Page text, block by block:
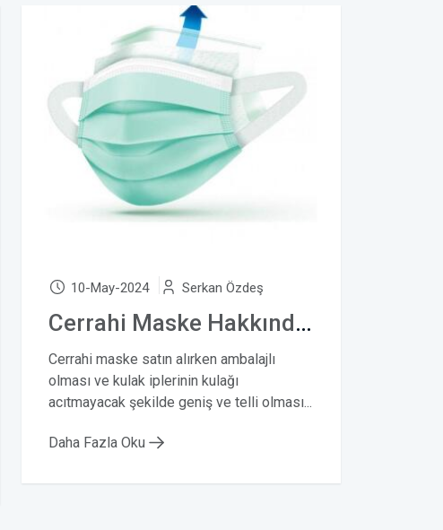
10-May-2024 Serkan Özdeş
Cerrahi Maske Hakkında Bilmeniz Gerekenler
Cerrahi maske satın alırken ambalajlı
olması ve kulak iplerinin kulağı
acıtmayacak şekilde geniş ve telli olması...
Daha Fazla Oku